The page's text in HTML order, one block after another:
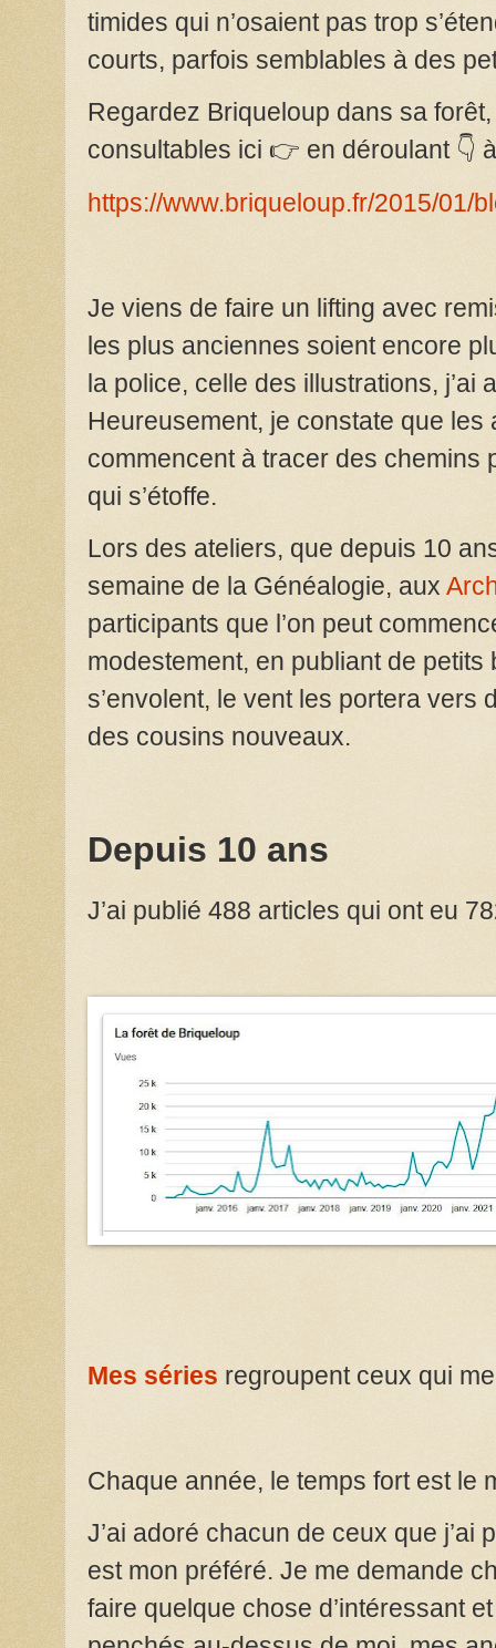
timides qui n’osaient pas trop
courts, parfois semblables à des
Regardez Briqueloup dans sa
consultables ici 👉 en déroulant👇
https://www.briqueloup.fr/2015/01/
Je viens de faire un lifting avec
les plus anciennes soient encore
la police, celle des illustrations, j’ai
Heureusement, je constate que les
commencent à tracer des chemins
qui s’étoffe.
Lors des ateliers, que depuis 10
semaine de la Généalogie, aux
participants que l’on peut
modestement, en publiant de
s’envolent, le vent les portera vers
des cousins nouveaux.
Depuis 10 ans
J’ai publié 488 articles qui ont eu
Mes séries regroupent ceux qui
Chaque année, le temps fort est le
J’ai adoré chacun de ceux que
est mon préféré. Je me demande
faire quelque chose d’intéressant